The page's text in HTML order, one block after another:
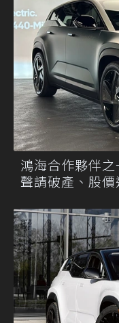
鴻海合作夥伴
聲請破產、股